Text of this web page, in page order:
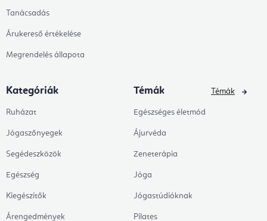
Tanácsadás
Árukereső értékelése
Megrendelés állapota
Kategóriák
Ruházat
Jógaszőnyegek
Segédeszközök
Egészség
Kiegészítők
Árengedmények
Témák
Egészséges életmód
Ájurvéda
Zeneterápia
Jóga
Jógastúdióknak
Pilates
Témák